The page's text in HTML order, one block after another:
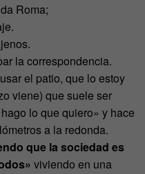
Roma;
la correspondencia.
el patio, que lo estoy
viene) que suele ser
lo que quiero» y hace
a la redonda.
que la sociedad es
viviendo en una